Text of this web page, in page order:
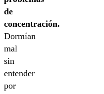
de
concentración.
Dormían
mal
sin
entender
por